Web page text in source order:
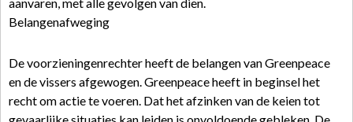
Belangenafweging
De voorzieningenrechter heeft de belangen van Greenpeace
en de vissers afgewogen. Greenpeace heeft in beginsel het
recht om actie te voeren. Dat het afzinken van de keien tot